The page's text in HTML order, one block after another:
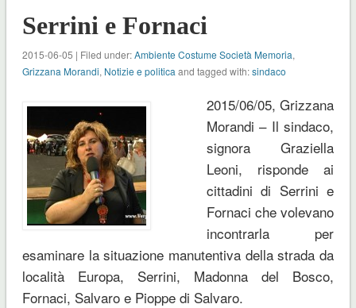
Serrini e Fornaci
2015-06-05 | Filed under:Ambiente Costume Società Memoria,
Grizzana Morandi, Notizie e politica and tagged with:sindaco
2015/06/05, Grizzana
Morandi – Il sindaco,
signora Graziella
Leoni, risponde ai
cittadini di Serrini e
Fornaci che volevano
incontrarla per
esaminare la situazione manutentiva della strada da
località Europa, Serrini, Madonna del Bosco,
Fornaci, Salvaro e Pioppe di Salvaro.